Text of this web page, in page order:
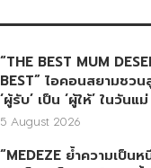
“THE BEST MUM
BEST” ไอคอนสยามชว
‘ผู้รับ’ เป็น ‘ผู้ให้’ ในวันแ
5 August 2026
“MEDEZE ย้ำความเป็น